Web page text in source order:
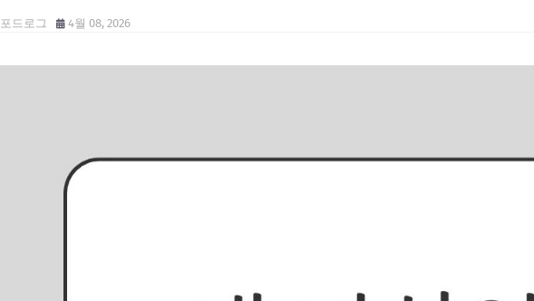
포드로그 4월 08, 2026